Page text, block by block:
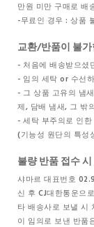
만원 미만 구매로 배
-무료인 경우 : 상품
교환/반품이 불
- 처음에 배송받으셨
- 임의 세탁 or 수선
- 그 상품 고유의 냄
제, 담배 냄새, 그 밖
- 세탁 부주의로 인
(기능성 원단의 특성
불량 반품 접수
샤마르 대표번호
신 후 CJ대한통운으
타 배송사로 보낼 시
이 임의로 보낸 반품